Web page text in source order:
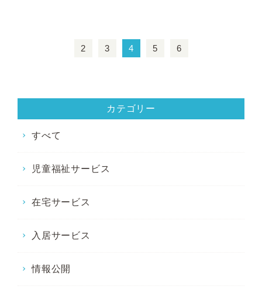
2 3 4 5 6
カテゴリー
すべて
児童福祉サービス
在宅サービス
入居サービス
情報公開